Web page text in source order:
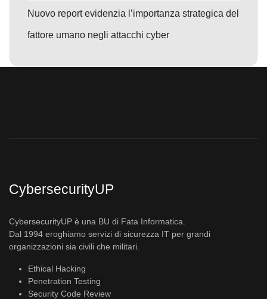
Nuovo report evidenzia l’importanza strategica del
fattore umano negli attacchi cyber
CybersecurityUP
CybersecurityUP è una BU di Fata Informatica.
Dal 1994 eroghiamo servizi di sicurezza IT per grandi
organizzazioni sia civili che militari.
Ethical Hacking
Penetration Testing
Security Code Review